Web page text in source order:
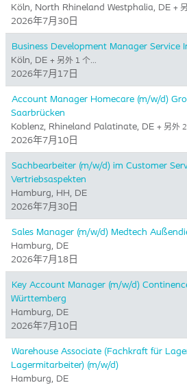
Köln, North Rhineland Westphalia, DE +
2026年7月30日
Business Development Manager Service
Köln, DE + 另外 1 个…
2026年7月17日
Account Manager Homecare (m/w/d)
Saarbrücken
Koblenz, Rhineland Palatinate, DE + 另外
2026年7月10日
Sachbearbeiter (m/w/d) im Customer
Vertriebsaspekten
Hamburg, HH, DE
2026年7月30日
Sales Manager (m/w/d) Medtech
Hamburg, DE
2026年7月18日
Key Account Manager (m/w/d)
Württemberg
Hamburg, DE
2026年7月10日
Warehouse Associate (Fachkraft für
Lagermitarbeiter) (m/w/d)
Hamburg, DE